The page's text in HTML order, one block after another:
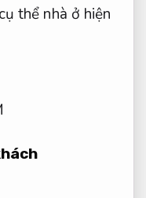
thể nhà ở hiện